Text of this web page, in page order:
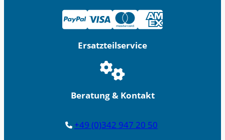
Ersatzteilservice
Beratung & Kontakt
+49 (0)342 947 20 50